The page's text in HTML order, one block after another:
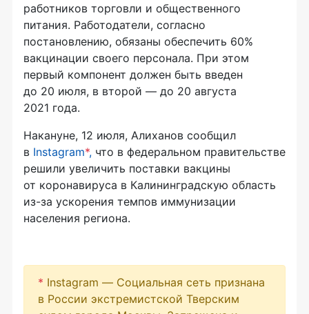
работников торговли и общественного
питания. Работодатели, согласно
постановлению, обязаны обеспечить 60%
вакцинации своего персонала. При этом
первый компонент должен быть введен
до 20 июля, в второй — до 20 августа
2021 года.
Накануне, 12 июля, Алиханов сообщил
в Instagram*, что в федеральном правительстве
решили увеличить поставки вакцины
от коронавируса в Калининградскую область
из-за ускорения темпов иммунизации
населения региона.
* Instagram — Социальная сеть признана
в России экстремистской Тверским